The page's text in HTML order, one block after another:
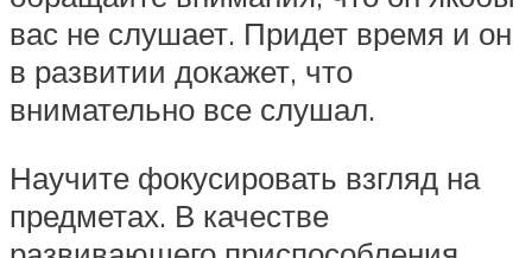
вас не слушает. Придет время и он
в развитии докажет, что
внимательно все слушал.
Научите фокусировать взгляд на
предметах. В качестве